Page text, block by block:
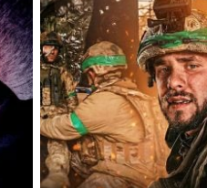
Архів
Контакти
Послуги